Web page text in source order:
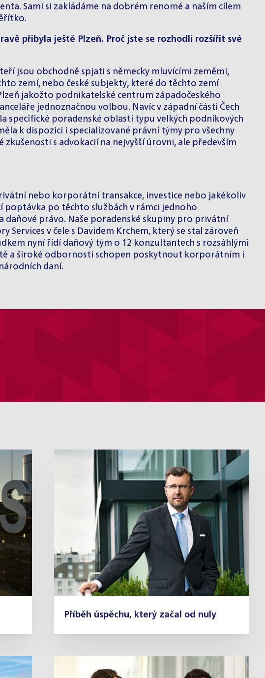
Sami si zakládáme na dobrém renomé a naším cílem
přibyla ještě Plzeň. Proč jste se rozhodli rozšířit své
jsou obchodně spjati s německy mluvícími zeměmi,
zemí, nebo české subjekty, které do těchto zemí
jakožto podnikatelské centrum západočeského
jednoznačnou volbou. Navíc v západní části Čech
specifické poradenské oblasti typu velkých podnikových
k dispozici i specializované právní týmy pro všechny
s advokacií na nejvyšší úrovni, ale především
nebo korporátní transakce, investice nebo jakékoliv
poptávka po těchto službách v rámci jednoho
právo. Naše poradenské skupiny pro privátní
v čele s Davidem Krchem, který se stal zároveň
nyní řídí daňový tým o 12 konzultantech s rozsáhlými
a široké odbornosti schopen poskytnout korporátním i
daní.
Příběh úspěchu, který začal od nuly